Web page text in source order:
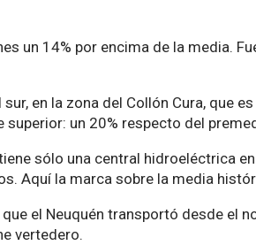
un 14% por encima de la media.
en la zona del Collón Cura, que
superior: un 20% respecto del
sólo una central hidroeléctrica
Aquí la marca sobre la media
el Neuquén transportó desde el
vertedero.